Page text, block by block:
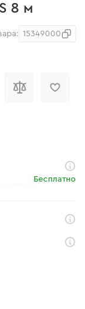
8 м
15349000
Бесплатно